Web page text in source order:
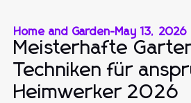
Home and Garden-May 13, 2026
Meisterhafte
Techniken für
Heimwerker 2026